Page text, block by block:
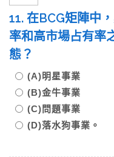
11. 在BCG矩陣中
率和高市場占有率
態？
(A)明星事業
(B)金牛事業
(C)問題事業
(D)落水狗事業。